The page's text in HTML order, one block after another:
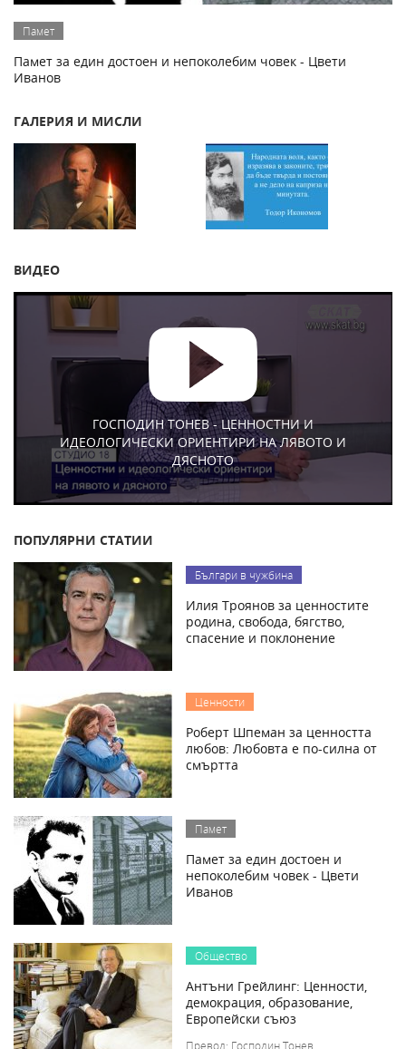
Памет
Памет за един достоен и непоколебим човек - Цвети
Иванов
ГАЛЕРИЯ И МИСЛИ
ВИДЕО
ГОСПОДИН ТОНЕВ - ЦЕННОСТНИ И
ИДЕОЛОГИЧЕСКИ ОРИЕНТИРИ НА ЛЯВОТО И
ДЯСНОТО
ПОПУЛЯРНИ СТАТИИ
Българи в чужбина
Илия Троянов за ценностите
родина, свобода, бягство,
спасение и поклонение
Ценности
Роберт Шпеман за ценността
любов: Любовта е по-силна от
смъртта
Памет
Памет за един достоен и
непоколебим човек - Цвети
Иванов
Общество
Антъни Грейлинг: Ценности,
демокрация, образование,
Европейски съюз
Превод: Господин Тонев